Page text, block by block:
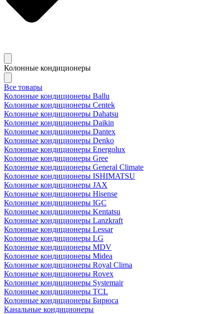
Колонные кондиционеры
Все товары
Колонные кондиционеры Ballu
Колонные кондиционеры Centek
Колонные кондиционеры Dahatsu
Колонные кондиционеры Daikin
Колонные кондиционеры Dantex
Колонные кондиционеры Denko
Колонные кондиционеры Energolux
Колонные кондиционеры Gree
Колонные кондиционеры General Climate
Колонные кондиционеры ISHIMATSU
Колонные кондиционеры JAX
Колонные кондиционеры Hisense
Колонные кондиционеры IGC
Колонные кондиционеры Kentatsu
Колонные кондиционеры Lanzkraft
Колонные кондиционеры Lessar
Колонные кондиционеры LG
Колонные кондиционеры MDV
Колонные кондиционеры Midea
Колонные кондиционеры Royal Clima
Колонные кондиционеры Rovex
Колонные кондиционеры Systemair
Колонные кондиционеры TCL
Колонные кондиционеры Бирюса
Канальные кондиционеры